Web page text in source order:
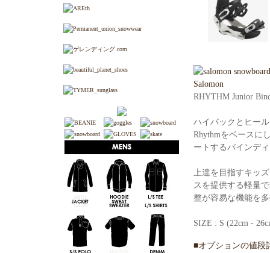
Salomon
RHYTHM Junior
ハイバックとヒー
Rhythmをベースに
ートするバインデ
上達を目指すキッ
スを提供する軽量
整が容易な機能を
SIZE : S (22cm -
■オプションの値段